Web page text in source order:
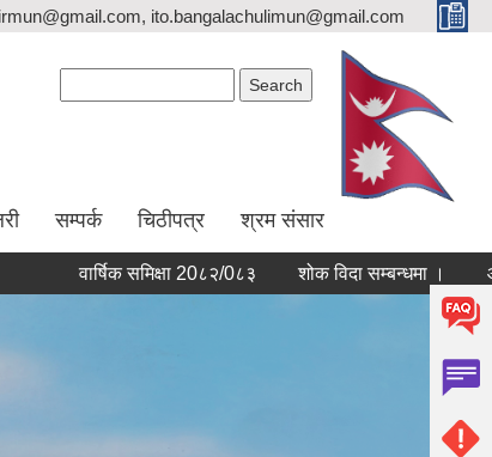
ito.bangalachulimun@gmail.com
सम्पर्क चिठीपत्र श्रम संसार
वार्षिक समिक्षा 20८२/0८३ शोक विदा सम्बन्धमा । आर्थिक